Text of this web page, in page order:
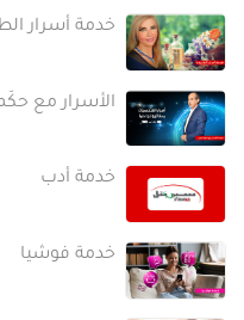
خدمة أسرار
الأسرار مع
خدمة أدب
خدمة فوشيا